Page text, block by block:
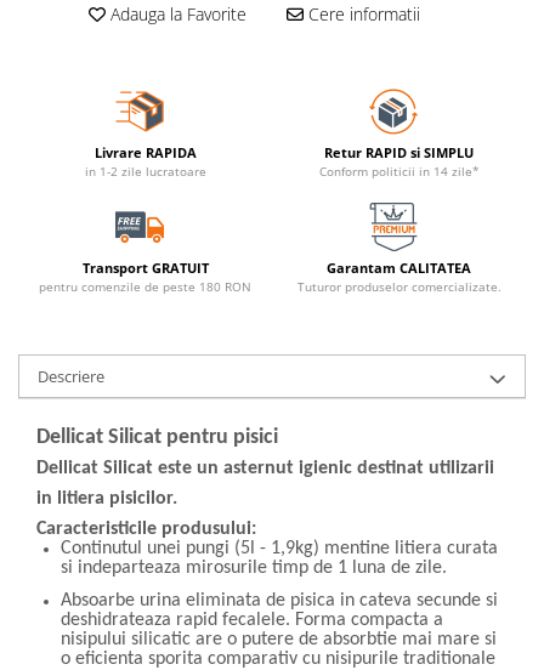
Adauga la Favorite Cere informatii
Livrare RAPIDA
in 1-2 zile lucratoare
Retur RAPID si SIMPLU
Conform politicii in 14 zile*
Transport GRATUIT
pentru comenzile de peste 180 RON
Garantam CALITATEA
Tuturor produselor comercializate.
Descriere
Dellicat Silicat pentru pisici
Dellicat Silicat este un asternut igienic destinat utilizarii
in litiera pisicilor.
Caracteristicile produsului:
Continutul unei pungi (5l - 1,9kg) mentine litiera curata
si indeparteaza mirosurile timp de 1 luna de zile.
Absoarbe urina eliminata de pisica in cateva secunde si
deshidrateaza rapid fecalele. Forma compacta a
nisipului silicatic are o putere de absorbtie mai mare si
o eficienta sporita comparativ cu nisipurile traditionale